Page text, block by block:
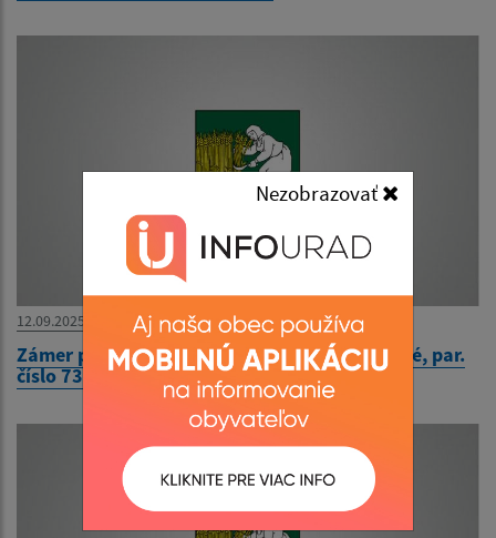
Nezobrazovať
12.09.2025
Zámer predať pozemok obce Hlinné, KÚ Hlinné, par.
číslo 738/18 reg. '' C '', LV 592